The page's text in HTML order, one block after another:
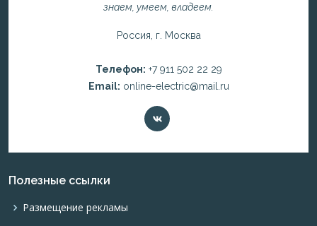
знаем, умеем, владеем.
Россия, г. Москва
Телефон: +7 911 502 22 29
Email: online-electric@mail.ru
Полезные ссылки
Размещение рекламы